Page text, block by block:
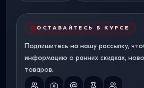
ОСТАВАЙТЕСЬ В КУРСЕ
Подпишитесь на нашу рассылку,
информацию о ранних скидках,
товаров.